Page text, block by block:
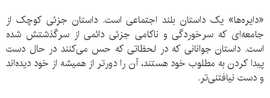
«دایره‌ها» یک داستان بلند اجتماعی است. داستان جزئی کوچک از
جامعه‌ای که سرخوردگی و ناکامی جزئی دائمی از سرگذشتش شده
است. داستان جوانانی که در لحظاتی که حس می‌کنند در حال دست
پیدا کردن به مطلوب خود هستند، آن را دورتر از همیشه از خود دیده‌اند
و دست نیافتنی‌تر.